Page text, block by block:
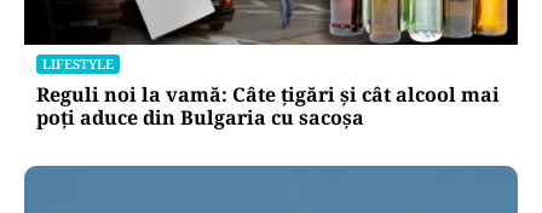
LIFESTYLE
Reguli noi la vamă: Câte țigări și cât alcool mai
poți aduce din Bulgaria cu sacoșa